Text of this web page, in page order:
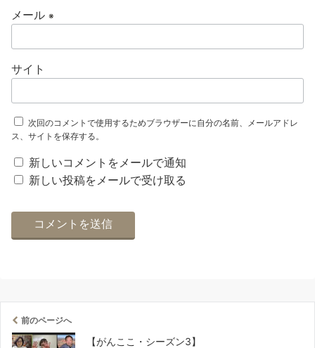
メール ※
サイト
次回のコメントで使用するためブラウザーに自分の名前、メールアドレ
ス、サイトを保存する。
新しいコメントをメールで通知
新しい投稿をメールで受け取る
前のページへ
【がんここ・シーズン3】